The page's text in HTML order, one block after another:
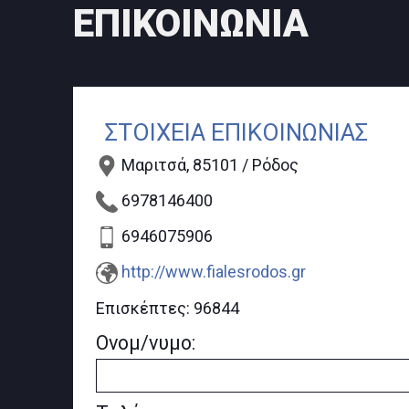
ΕΠΙΚΟΙΝΩΝΙΑ
ΣΤΟΙΧΕΙΑ ΕΠΙΚΟΙΝΩΝΙΑΣ
Μαριτσά, 85101 / Ρόδος
6978146400
6946075906
http://www.fialesrodos.gr
Επισκέπτες: 96844
Ονομ/νυμο: